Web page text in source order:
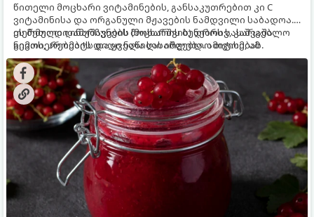
წითელი მოცხარი ვიტამინების, განსაკუთრებით კი C
ვიტამინისა და ორგანული მჟავების ნამდვილი საბადოა.
თერმული დამუშავების (მოხარშვის) დროს სასარგებლო
ნივთიერებების დიდი ნაწილი იშლება. ამიტომ, ამ
კენკრის ზამთრისთვის შესანახად საუკეთესო გზა
„ცოცხალი ჯემის“ მომზადებაა - მოხარშვის გარეშე.
ეს მეთოდი ინარჩუნებს მოცხარის ბუნებრივ, კაშკაშა
გემოს, არომატს და ყველა სასარგებლო თვისებას.